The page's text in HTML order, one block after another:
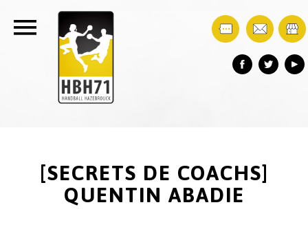
[SECRETS DE COACHS]
QUENTIN ABADIE